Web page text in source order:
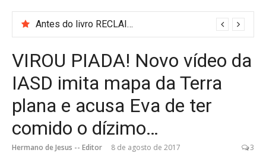
Antes do livro RECLAIMING THE PROPHET: O Adventistas.Com já estava fazendo as mesmas perguntas
VIROU PIADA! Novo vídeo da
IASD imita mapa da Terra
plana e acusa Eva de ter
comido o dízimo…
Hermano de Jesus -- Editor 8 de agosto de 2017 3